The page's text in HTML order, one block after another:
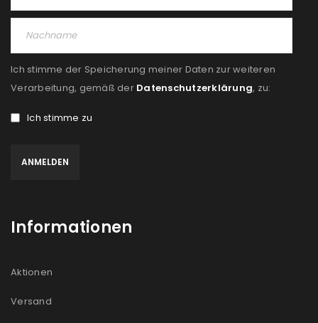
REGISTRIEREN
E-Mail-Adresse
NEWSLETTER ABONNIEREN
us
Ich stimme zu
Ich stimme der Speicherung meiner Daten zur weiteren
Verarbeitung, gemäß der Datenschutzerklärung, zu:
Ich stimme zu
Informationen
Aktionen
Versand